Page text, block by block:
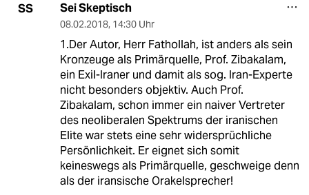
SS Sei Skeptisch
08.02.2018, 14:30 Uhr
1.Der Autor, Herr Fathollah, ist anders als sein
Kronzeuge als Primärquelle, Prof. Zibakalam,
ein Exil-Iraner und damit als sog. Iran-Experte
nicht besonders objektiv. Auch Prof.
Zibakalam, schon immer ein naiver Vertreter
des neoliberalen Spektrums der iranischen
Elite war stets eine sehr widersprüchliche
Persönlichkeit. Er eignet sich somit
keineswegs als Primärquelle, geschweige denn
als der iransische Orakelsprecher!